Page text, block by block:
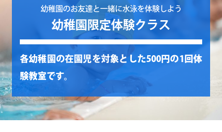
幼稚園のお友達と一緒に水泳を体験しよう
幼稚園限定体験クラス
各幼稚園の在園児を対象とした500円の1回体
験教室です。